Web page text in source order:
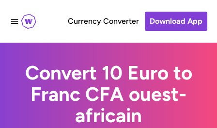
Currency Converter Download App
Convert 10 Euro to
Franc CFA ouest-
africain